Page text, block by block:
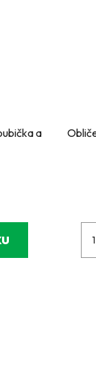
a